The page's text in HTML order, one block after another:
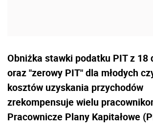
Obniżka stawki podatku PIT z 18
oraz "zerowy PIT" dla młodych
kosztów uzyskania przychodów
zrekompensuje wielu
Pracownicze Plany Kapitałowe